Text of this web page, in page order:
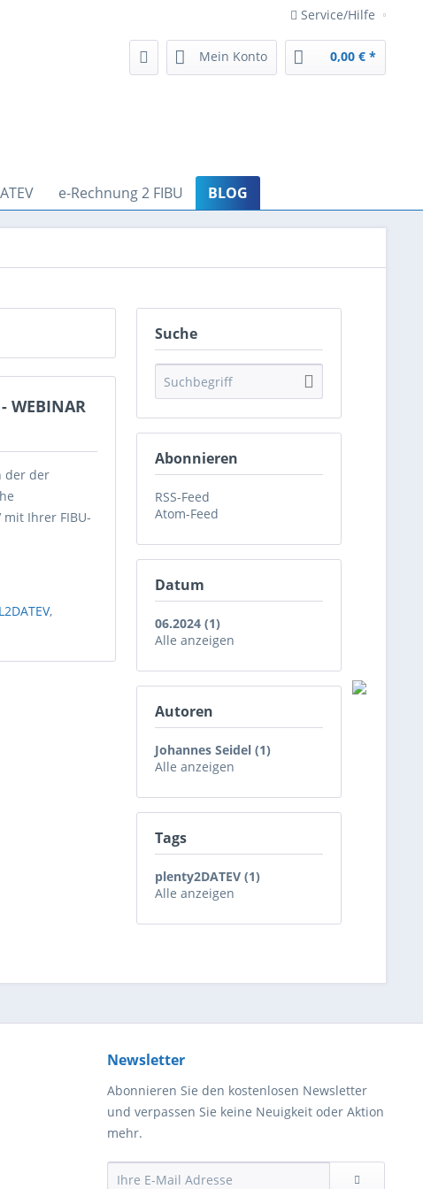
Service/Hilfe
Mein Konto 0,00 € *
e-Rechnung 2 FIBU BLOG
Suche
Abonnieren
RSS-Feed
Atom-Feed
Datum
06.2024 (1)
Alle anzeigen
Autoren
Johannes Seidel (1)
Alle anzeigen
Tags
plenty2DATEV (1)
Alle anzeigen
der der
Ihrer FIBU-
,
Newsletter
Abonnieren Sie den kostenlosen Newsletter
und verpassen Sie keine Neuigkeit oder Aktion
mehr.